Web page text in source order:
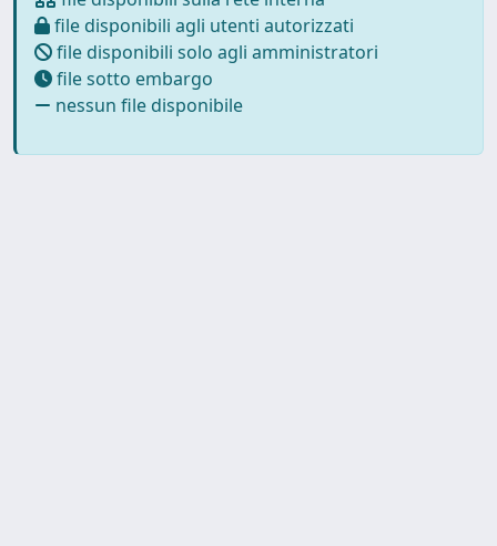
file disponibili agli utenti autorizzati
file disponibili solo agli amministratori
file sotto embargo
nessun file disponibile